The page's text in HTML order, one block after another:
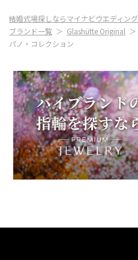
結婚式場探しならマイナビウエディング
ブランド一覧
Glashütte Original
パノ・コレクション